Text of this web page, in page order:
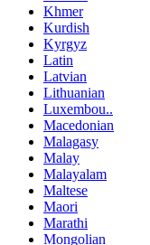
Khmer
Kurdish
Kyrgyz
Latin
Latvian
Lithuanian
Luxembou..
Macedonian
Malagasy
Malay
Malayalam
Maltese
Maori
Marathi
Mongolian